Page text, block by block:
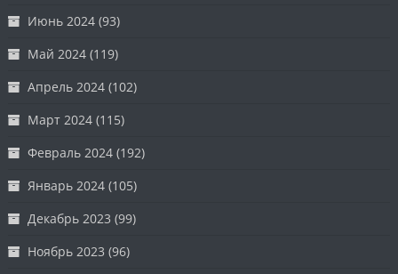
Июнь 2024 (93)
Май 2024 (119)
Апрель 2024 (102)
Март 2024 (115)
Февраль 2024 (192)
Январь 2024 (105)
Декабрь 2023 (99)
Ноябрь 2023 (96)